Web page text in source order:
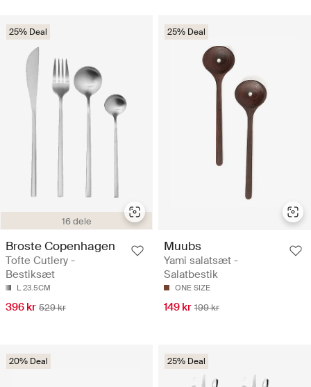
16 dele
25% Deal
Broste Copenhagen
Tofte Cutlery -
Bestiksæt
L 23.5CM
396 kr 529 kr
25% Deal
Muubs
Yami salatsæt -
Salatbestik
ONE SIZE
149 kr 199 kr
20% Deal 25% Deal